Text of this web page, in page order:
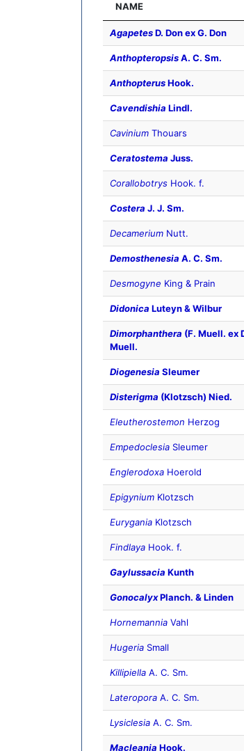
NAME
AgapetesD. Don ex G. Don
AnthopteropsisA. C. Sm.
AnthopterusHook.
Cavendishia Lindl.
Cavinium Thouars
Ceratostema Juss.
Corallobotrys Hook. f.
Costera J. J. Sm.
Decamerium Nutt.
Demosthenesia A. C. Sm.
Desmogyne King & Prain
Didonica Luteyn & Wilbur
Dimorphanthera (F. Muell. ex
Muell.
Diogenesia Sleumer
Disterigma (Klotzsch) Nied.
Eleutherostemon Herzog
Empedoclesia Sleumer
Englerodoxa Hoerold
Epigynium Klotzsch
Eurygania Klotzsch
Findlaya Hook. f.
Gaylussacia Kunth
GonocalyxPlanch. & Linden
Hornemannia Vahl
Hugeria Small
Killipiella A. C. Sm.
Lateropora A. C. Sm.
Lysiclesia A. C. Sm.
Macleania Hook.